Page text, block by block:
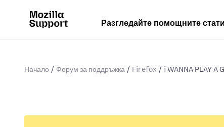
Разгледайте помощните
Начало Форум за поддръжка Firefox i WANNA PLAY A